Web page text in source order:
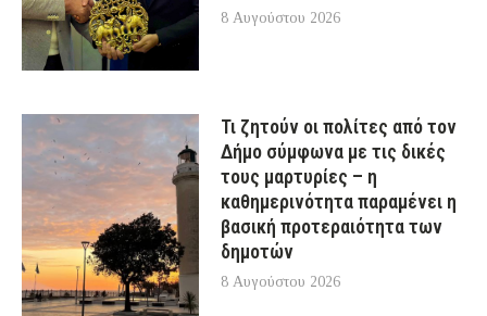
8 Αυγούστου 2026
Τι ζητούν οι πολίτες από τον
Δήμο σύμφωνα με τις δικές
τους μαρτυρίες – η
καθημερινότητα παραμένει η
βασική προτεραιότητα των
δημοτών
8 Αυγούστου 2026